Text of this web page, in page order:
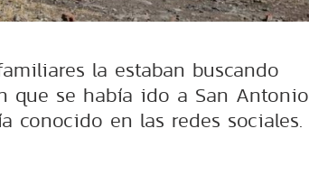
la estaban buscando
que se había ido a San Antonio
conocido en las redes sociales.